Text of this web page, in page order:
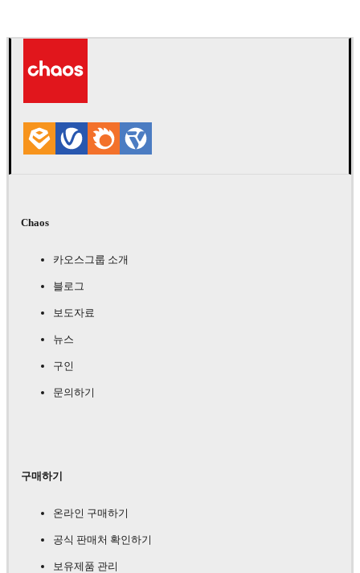
Chaos
카오스그룹 소개
블로그
보도자료
뉴스
구인
문의하기
구매하기
온라인 구매하기
공식 판매처 확인하기
보유제품 관리